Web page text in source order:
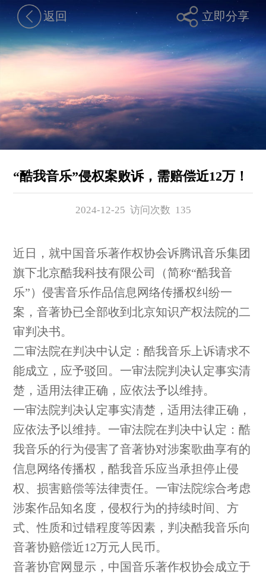
返回 立即分享
“酷我音乐”侵权案败诉，需赔偿近12万！
2024-12-25 访问次数 135
近日，就中国音乐著作权协会诉腾讯音乐集团
旗下北京酷我科技有限公司（简称“酷我音
乐”）侵害音乐作品信息网络传播权纠纷一
案，音著协已全部收到北京知识产权法院的二
审判决书。
二审法院在判决中认定：酷我音乐上诉请求不
能成立，应予驳回。一审法院判决认定事实清
楚，适用法律正确，应依法予以维持。
一审法院判决认定事实清楚，适用法律正确，
应依法予以维持。一审法院在判决中认定：酷
我音乐的行为侵害了音著协对涉案歌曲享有的
信息网络传播权，酷我音乐应当承担停止侵
权、损害赔偿等法律责任。一审法院综合考虑
涉案作品知名度，侵权行为的持续时间、方
式、性质和过错程度等因素，判决酷我音乐向
音著协赔偿近12万元人民币。
音著协官网显示，中国音乐著作权协会成立于